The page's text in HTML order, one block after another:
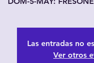
Las entradas no
Ver otros